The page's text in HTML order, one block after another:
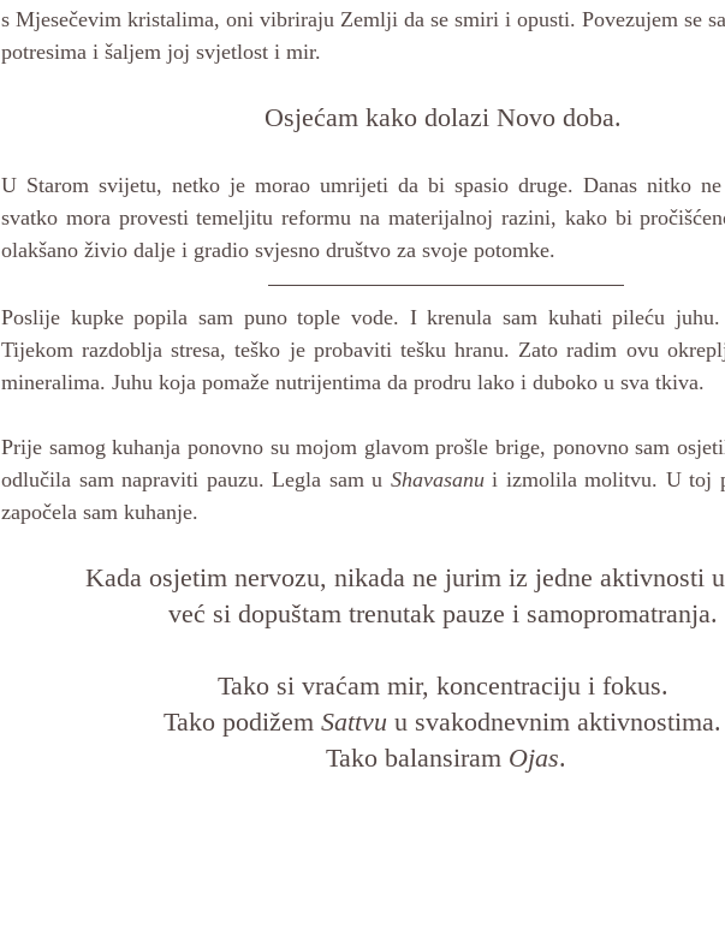
s Mjesečevim kristalima, oni vibriraju Zemlji da se smiri i opusti. Povezujem se
potresima i šaljem joj svjetlost i mir.
Osjećam kako dolazi Novo doba.
U Starom svijetu, netko je morao umrijeti da bi spasio druge. Danas nitko
svatko mora provesti temeljitu reformu na materijalnoj razini, kako bi
olakšano živio dalje i gradio svjesno društvo za svoje potomke.
Poslije kupke popila sam puno tople vode. I krenula sam kuhati pileću
Tijekom razdoblja stresa, teško je probaviti tešku hranu. Zato radim ovu
mineralima. Juhu koja pomaže nutrijentima da prodru lako i duboko u sva tkiva.
Prije samog kuhanja ponovno su mojom glavom prošle brige, ponovno sam
odlučila sam napraviti pauzu. Legla sam u Shavasanu i izmolila molitvu. U toj
započela sam kuhanje.
Kada osjetim nervozu, nikada ne jurim iz jedne aktivnosti
već si dopuštam trenutak pauze i samopromatranja.
Tako si vraćam mir, koncentraciju i fokus.
Tako podižem Sattvu u svakodnevnim aktivnostima.
Tako balansiram Ojas.